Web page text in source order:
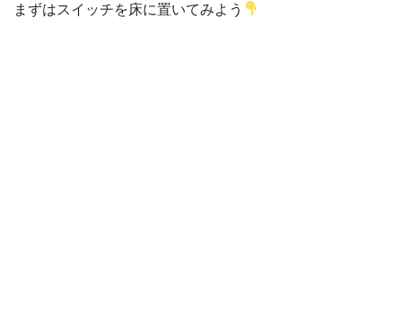
まずはスイッチを床に置いてみよう